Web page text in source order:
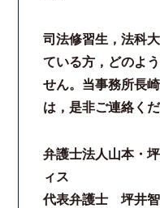
お問い合わせフォーム
プライバシーポリシー
司法修習生，法科
ている方，どのよ
せん。当事務所長
は，是非ご連絡くだ
弁護士法人山本・
ィス
代表弁護士 坪井